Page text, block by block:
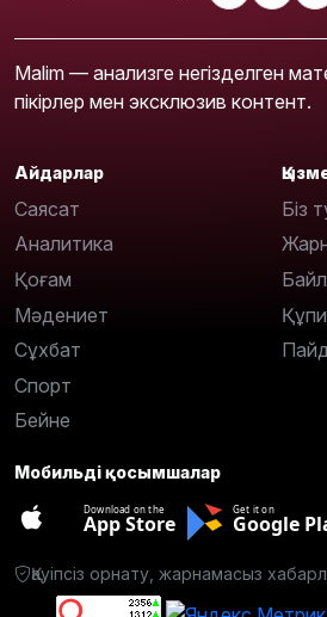
Malim — анализге негізделген
пікірлер мен эксклюзив контент.
Айдарлар
Саясат
Аналитика
Қоғам
Мәдениет
Сұхбат
Спорт
Бейне
Біз
Мобильді қосымшалар
Download on the
App Store
Get it on
Google
Қауіпсіз орнату, жарнамасыз